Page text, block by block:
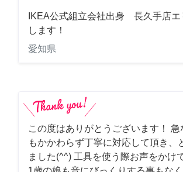
IKEA公式組立会社出身 長久手店エ
します！
愛知県
この度はありがとうございます！ 急
もかかわらず丁寧に対応して頂き、
ました(^^) 工具を使う際お声をかけ